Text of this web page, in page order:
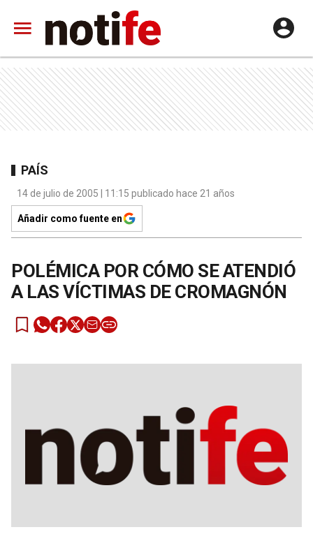
PAÍS
14 de julio de 2005 | 11:15 publicado hace 21 años
Añadir como fuente en
POLÉMICA POR CÓMO SE ATENDIÓ
A LAS VÍCTIMAS DE CROMAGNÓN